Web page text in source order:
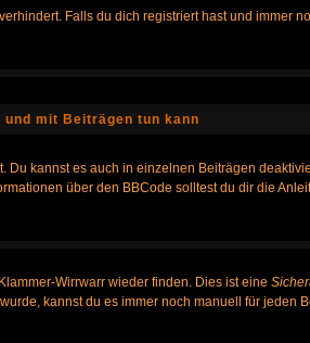
Falls du dich registriert hast und immer
und mit Beiträgen tun kann
kannst es auch in einzelnen Beiträgen
über den BBCode solltest du dir die
Wirrwarr wieder finden. Dies ist eine
kannst du es immer noch manuell für